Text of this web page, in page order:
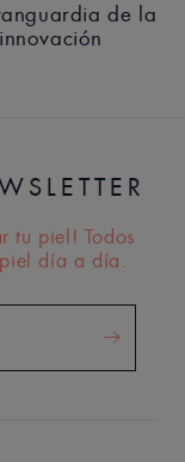
de la
innovación
tu piel! Todos
día a día.